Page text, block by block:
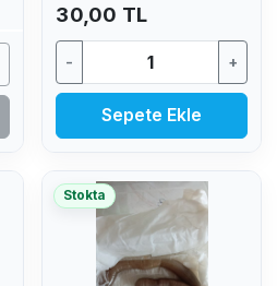
30,00 TL
- +
Sepete Ekle
Stokta